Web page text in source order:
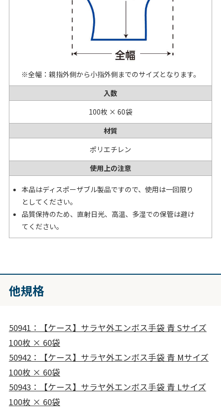
※全幅：親指外側から小指外側までのサイズとなります。
入数
100枚 × 60袋
材質
ポリエチレン
使用上の注意
本品はディスポーザブル製品ですので、使用は一回限り
としてください。
品質保持のため、直射日光、高温、多湿での保管は避け
てください。
他規格
50941：【ケース】サラヤ外エンボス手袋 青 Sサイズ
100枚 × 60袋
50942：【ケース】サラヤ外エンボス手袋 青 Mサイズ
100枚 × 60袋
50943：【ケース】サラヤ外エンボス手袋 青 Lサイズ
100枚 × 60袋